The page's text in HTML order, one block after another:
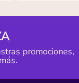
promociones,